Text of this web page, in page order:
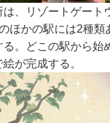
、リゾートゲート
ほかの駅には2種
。どこの駅から始
が完成する。